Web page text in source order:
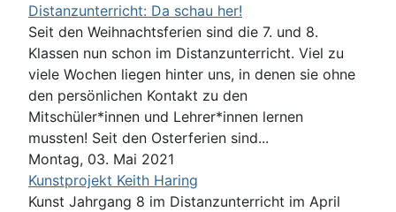
Distanzunterricht: Da schau her!
Seit den Weihnachtsferien sind die 7. und 8.
Klassen nun schon im Distanzunterricht. Viel zu
viele Wochen liegen hinter uns, in denen sie ohne
den persönlichen Kontakt zu den
Mitschüler*innen und Lehrer*innen lernen
mussten! Seit den Osterferien sind...
Montag, 03. Mai 2021
Kunstprojekt Keith Haring
Kunst Jahrgang 8 im Distanzunterricht im April